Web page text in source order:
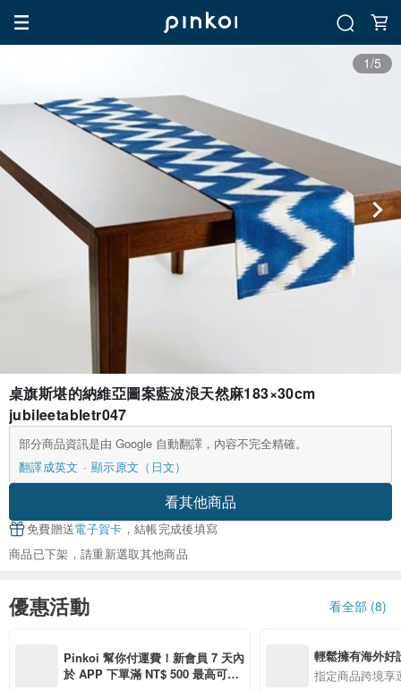
1/5
桌旗斯堪的納維亞圖案藍波浪天然麻183×30cm
jubileetabletr047
部分商品資訊是由 Google 自動翻譯，內容不完全精確。
翻譯成英文
顯示原文（日文）
看其他商品
免費贈送電子賀卡 ，結帳完成後填寫
商品已下架，請重新選取其他商品
優惠活動 看全部 (8)
Pinkoi 幫你付運費！新會員 7 天內
於 APP 下單滿 NT$ 500 最高可折
輕鬆擁有海外好
指定商品跨境享